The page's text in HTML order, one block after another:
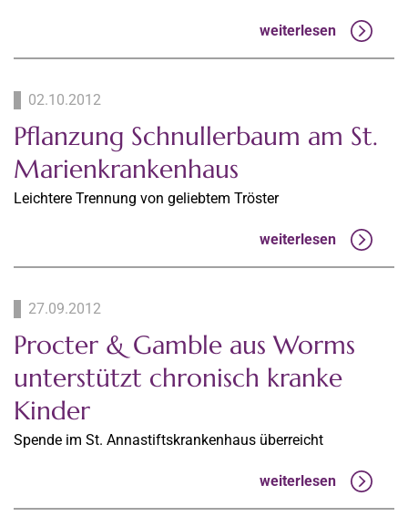
weiterlesen
02.10.2012
Pflanzung Schnullerbaum am St.
Marienkrankenhaus
Leichtere Trennung von geliebtem Tröster
weiterlesen
27.09.2012
Procter & Gamble aus Worms
unterstützt chronisch kranke
Kinder
Spende im St. Annastiftskrankenhaus überreicht
weiterlesen